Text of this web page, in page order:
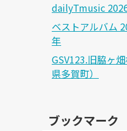
dailyTmusic
ベストアルバム
年
GSV123.旧脇ヶ
県多賀町）
ブックマーク